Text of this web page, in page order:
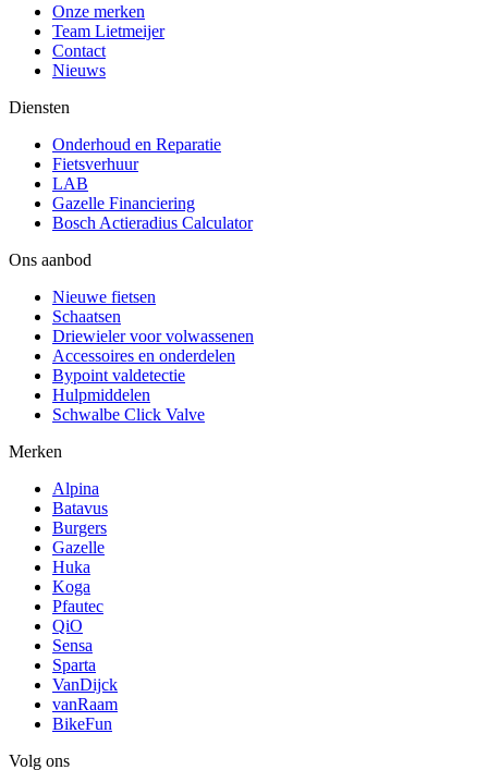
Onze merken
Team Lietmeijer
Contact
Nieuws
Diensten
Onderhoud en Reparatie
Fietsverhuur
LAB
Gazelle Financiering
Bosch Actieradius Calculator
Ons aanbod
Nieuwe fietsen
Schaatsen
Driewieler voor volwassenen
Accessoires en onderdelen
Bypoint valdetectie
Hulpmiddelen
Schwalbe Click Valve
Merken
Alpina
Batavus
Burgers
Gazelle
Huka
Koga
Pfautec
QiO
Sensa
Sparta
VanDijck
vanRaam
BikeFun
Volg ons